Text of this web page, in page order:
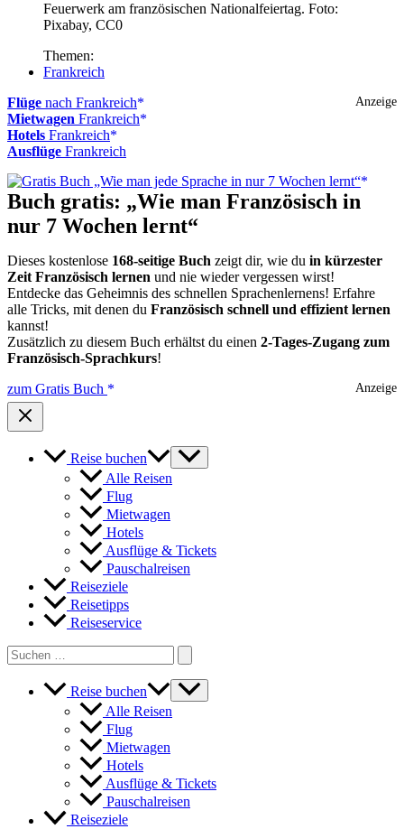
Feuerwerk am französischen Nationalfeiertag. Foto:
Pixabay, CC0
Themen:
Frankreich
Anzeige
Flüge nach Frankreich
Mietwagen Frankreich
Hotels Frankreich
Ausflüge Frankreich
Buch gratis: „Wie man Französisch in
nur 7 Wochen lernt“
Dieses kostenlose 168-seitige Buch zeigt dir, wie du in kürzester
Zeit Französisch lernen und nie wieder vergessen wirst!
Entdecke das Geheimnis des schnellen Sprachenlernens! Erfahre
alle Tricks, mit denen du Französisch schnell und effizient lernen
kannst!
Zusätzlich zu diesem Buch erhältst du einen 2-Tages-Zugang zum
Französisch-Sprachkurs!
Anzeige
zum Gratis Buch
Reise buchen
Alle Reisen
Flug
Mietwagen
Hotels
Ausflüge & Tickets
Pauschalreisen
Reiseziele
Reisetipps
Reiseservice
Search
for:
Reise buchen
Alle Reisen
Flug
Mietwagen
Hotels
Ausflüge & Tickets
Pauschalreisen
Reiseziele